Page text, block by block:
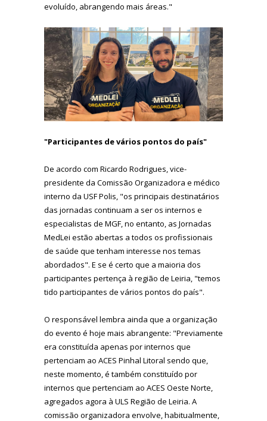
evoluído, abrangendo mais áreas."
"Participantes de vários pontos do país"
De acordo com Ricardo Rodrigues, vice-
presidente da Comissão Organizadora e médico
interno da USF Polis, "os principais destinatários
das jornadas continuam a ser os internos e
especialistas de MGF, no entanto, as Jornadas
MedLei estão abertas a todos os profissionais
de saúde que tenham interesse nos temas
abordados". E se é certo que a maioria dos
participantes pertença à região de Leiria, "temos
tido participantes de vários pontos do país".
O responsável lembra ainda que a organização
do evento é hoje mais abrangente: "Previamente
era constituída apenas por internos que
pertenciam ao ACES Pinhal Litoral sendo que,
neste momento, é também constituído por
internos que pertenciam ao ACES Oeste Norte,
agregados agora à ULS Região de Leiria. A
comissão organizadora envolve, habitualmente,